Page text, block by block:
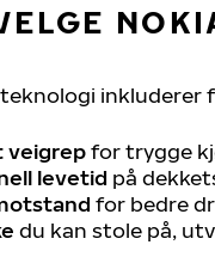
inkluderer
veigrepfor trygge
levetid på
for bedre
du kan stole på,